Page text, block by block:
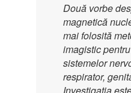
Două vorbe
magnetică
mai folosită
imagistic
sistemelor
respirator,